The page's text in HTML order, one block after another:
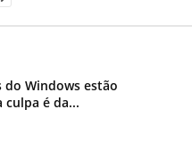
do Windows estão
culpa é da...